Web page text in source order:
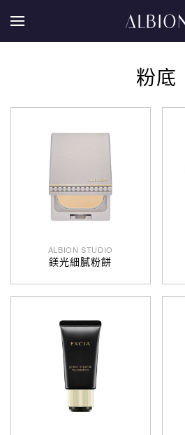
粉底
ALBION STUDIO
鎂光細膩粉餅